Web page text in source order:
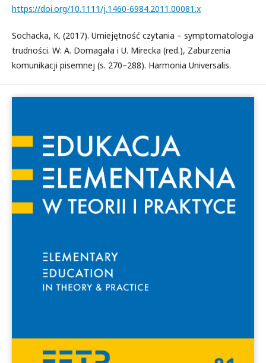
https://doi.org/10.1111/j.1460-6984.2011.00081.x
Sochacka, K. (2017). Umiejętność czytania – symptomatologia
trudności. W: A. Domagała i U. Mirecka (red.), Zaburzenia
komunikacji pisemnej (s. 270–288). Harmonia Universalis.